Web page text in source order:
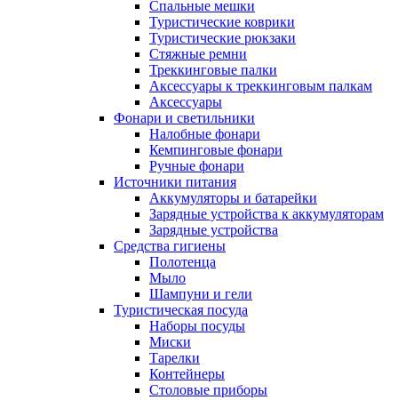
Спальные мешки
Туристические коврики
Туристические рюкзаки
Стяжные ремни
Треккинговые палки
Аксессуары к треккинговым палкам
Аксессуары
Фонари и светильники
Налобные фонари
Кемпинговые фонари
Ручные фонари
Источники питания
Аккумуляторы и батарейки
Зарядные устройства к аккумуляторам
Зарядные устройства
Средства гигиены
Полотенца
Мыло
Шампуни и гели
Туристическая посуда
Наборы посуды
Миски
Тарелки
Контейнеры
Столовые приборы